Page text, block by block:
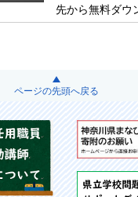
先から無料ダウ
ページの先頭へ戻る